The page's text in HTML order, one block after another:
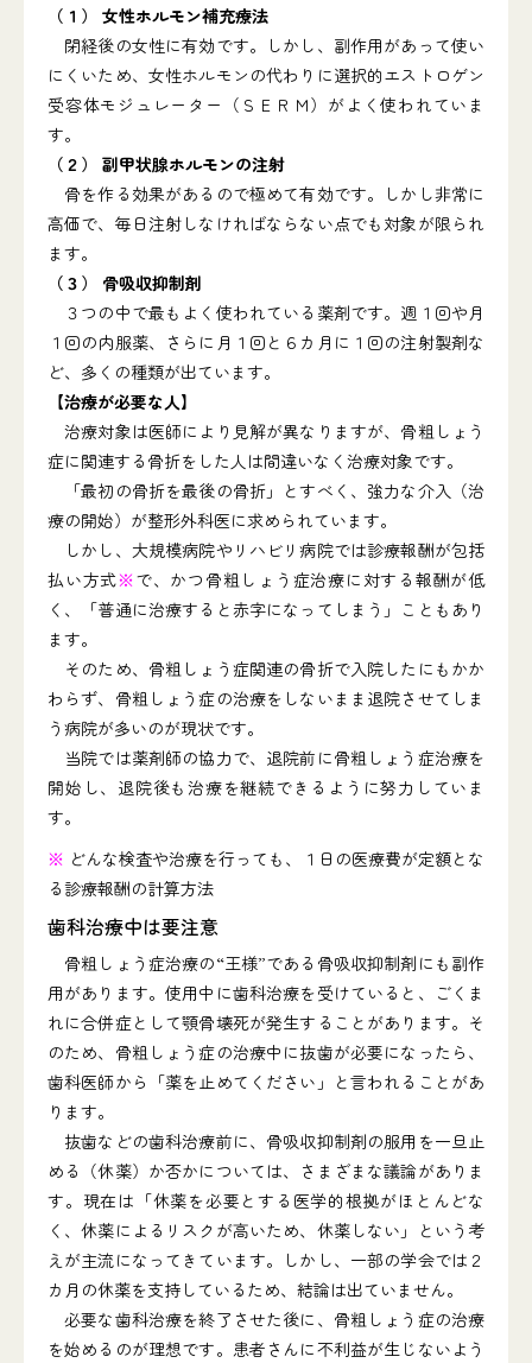
（１） 女性ホルモン補充療法
閉経後の女性に有効です。しかし、副作用があって使い
にくいため、女性ホルモンの代わりに選択的エストロゲン
受容体モジュレーター（ＳＥＲＭ）がよく使われていま
す。
（２） 副甲状腺ホルモンの注射
骨を作る効果があるので極めて有効です。しかし非常に
高価で、毎日注射しなければならない点でも対象が限られ
ます。
（３） 骨吸収抑制剤
３つの中で最もよく使われている薬剤です。週１回や月
１回の内服薬、さらに月１回と６カ月に１回の注射製剤な
ど、多くの種類が出ています。
【治療が必要な人】
治療対象は医師により見解が異なりますが、骨粗しょう
症に関連する骨折をした人は間違いなく治療対象です。
「最初の骨折を最後の骨折」とすべく、強力な介入（治
療の開始）が整形外科医に求められています。
しかし、大規模病院やリハビリ病院では診療報酬が包括
払い方式※で、かつ骨粗しょう症治療に対する報酬が低
く、「普通に治療すると赤字になってしまう」こともあり
ます。
そのため、骨粗しょう症関連の骨折で入院したにもかか
わらず、骨粗しょう症の治療をしないまま退院させてしま
う病院が多いのが現状です。
当院では薬剤師の協力で、退院前に骨粗しょう症治療を
開始し、退院後も治療を継続できるように努力していま
す。
※ どんな検査や治療を行っても、１日の医療費が定額とな
る診療報酬の計算方法
歯科治療中は要注意
骨粗しょう症治療の“王様”である骨吸収抑制剤にも副作
用があります。使用中に歯科治療を受けていると、ごくま
れに合併症として顎骨壊死が発生することがあります。そ
のため、骨粗しょう症の治療中に抜歯が必要になったら、
歯科医師から「薬を止めてください」と言われることがあ
ります。
抜歯などの歯科治療前に、骨吸収抑制剤の服用を一旦止
める（休薬）か否かについては、さまざまな議論がありま
す。現在は「休薬を必要とする医学的根拠がほとんどな
く、休薬によるリスクが高いため、休薬しない」という考
えが主流になってきています。しかし、一部の学会では２
カ月の休薬を支持しているため、結論は出ていません。
必要な歯科治療を終了させた後に、骨粗しょう症の治療
を始めるのが理想です。患者さんに不利益が生じないよう